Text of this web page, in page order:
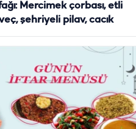
Mercimek çorbası, etli
şehriyeli pilav, cacık